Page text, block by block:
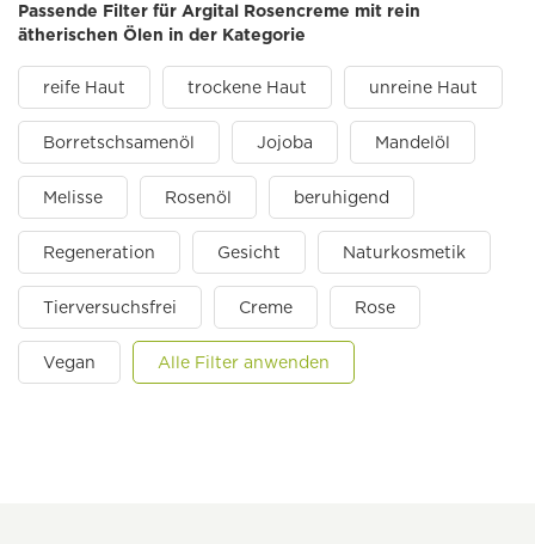
Passende Filter für Argital Rosencreme mit rein
ätherischen Ölen in der Kategorie
reife Haut trockene Haut unreine Haut
Borretschsamenöl Jojoba Mandelöl
Melisse Rosenöl beruhigend
Regeneration Gesicht Naturkosmetik
Tierversuchsfrei Creme Rose
Vegan Alle Filter anwenden